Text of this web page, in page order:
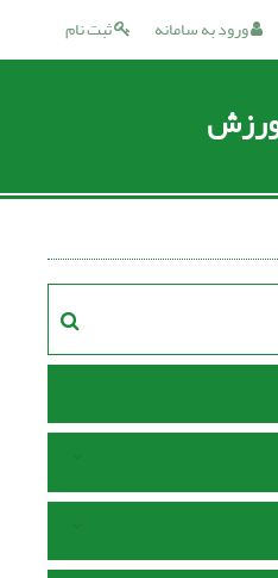
ثبت نام ورود به سامانه